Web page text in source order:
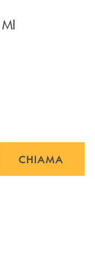
MI
CHIAMA